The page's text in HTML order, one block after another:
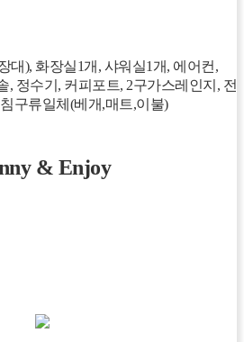
대), 화장실1개, 샤워실1개, 에어컨,
, 정수기, 커피포트, 2구가스레인지, 전
구류일체(베개,매트,이불)
& Enjoy